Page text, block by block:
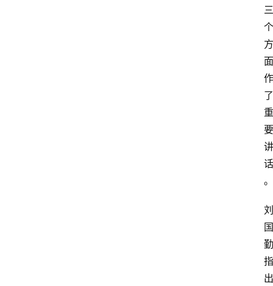
三
个
方
面
作
了
重
要
讲
话
。
刘
国
勤
指
出